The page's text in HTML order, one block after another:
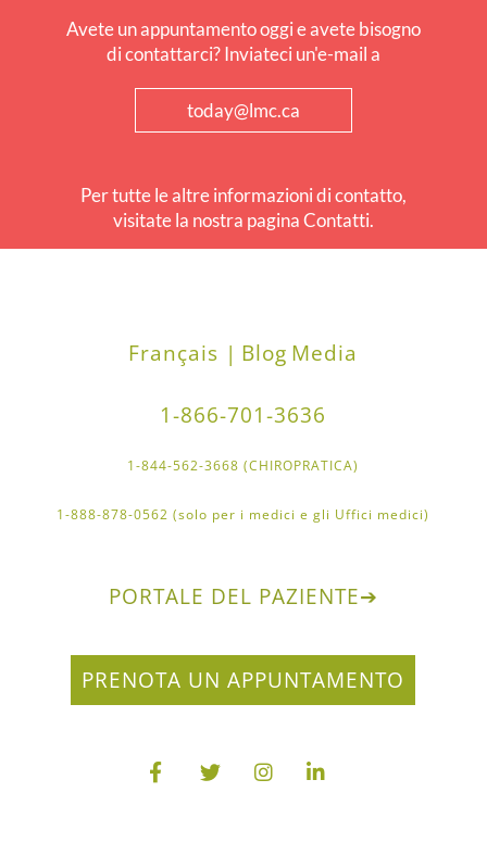
Avete un appuntamento oggi e avete bisogno
di contattarci? Inviateci un'e-mail a
today@lmc.ca
Per tutte le altre informazioni di contatto,
visitate la nostra pagina Contatti.
Français | Blog Media
1-866-701-3636
1-844-562-3668 (CHIROPRATICA)
1-888-878-0562 (solo per i medici e gli Uffici medici)
PORTALE DEL PAZIENTE➔
PRENOTA UN APPUNTAMENTO